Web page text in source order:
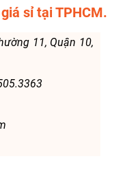
sỉ tại TPHCM.
11, Quận 10,